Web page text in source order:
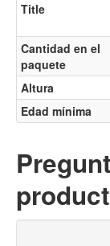
Title
Cantidad en el
paquete
Altura
Edad mínima